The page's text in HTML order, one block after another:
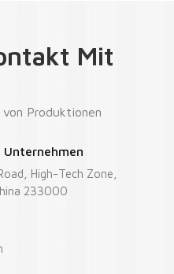
Mit
Produktionen
Unternehmen
High-Tech Zone,
233000